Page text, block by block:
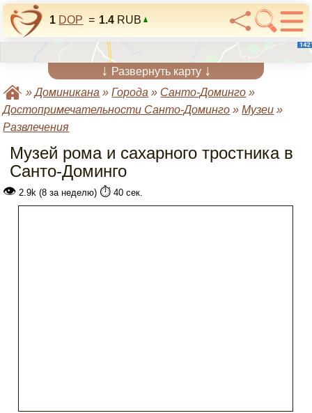
1 DOP = 1.4 RUB
↓ Развернуть карту ↓
»Доминикана »Города » Санто-Доминго »
Достопримечательности Санто-Доминго »Музеи »
Развлечения
Музей рома и сахарного тростника в
Санто-Доминго
👁 2.9k (8 за неделю) ⏱️ 40 сек.